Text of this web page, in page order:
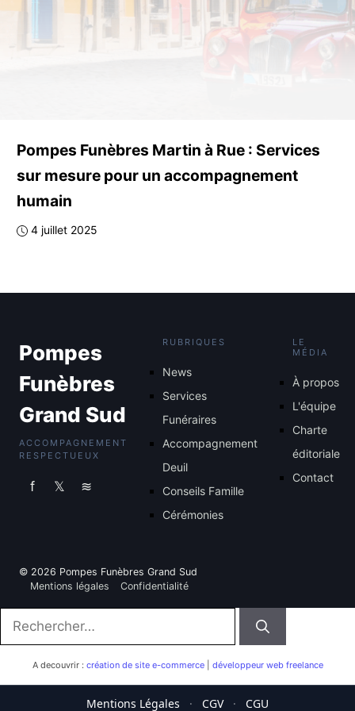
Pompes Funèbres Martin à Rue : Services
sur mesure pour un accompagnement
humain
4 juillet 2025
Pompes
Funèbres
Grand Sud
ACCOMPAGNEMENT
RESPECTUEUX
f 𝕏 ≋
RUBRIQUES
News
Services
Funéraires
Accompagnement
Deuil
Conseils Famille
Cérémonies
LE
MÉDIA
À propos
L'équipe
Charte
éditoriale
Contact
© 2026 Pompes Funèbres Grand Sud
Mentions légales
Confidentialité
Rechercher :
A decouvrir : création de site e-commerce| développeur web freelance
Mentions Légales · CGV · CGU